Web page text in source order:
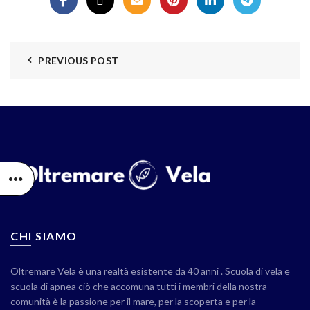
PREVIOUS POST
CHI SIAMO
Oltremare Vela è una realtà esistente da 40 anni . Scuola di vela e
scuola di apnea ciò che accomuna tutti i membri della nostra
comunità è la passione per il mare, per la scoperta e per la